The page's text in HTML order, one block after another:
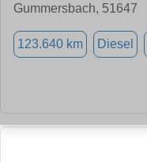
Gummersbach, 51647
123.640 km Diesel